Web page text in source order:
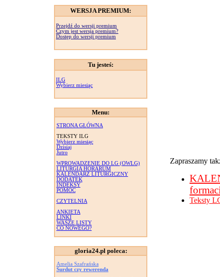
WERSJA PREMIUM:
Przejdź do wersji premium
Czym jest wersja premium?
Dostęp do wersji premium
Tu jesteś:
ILG
Wybierz miesiąc
Menu:
STRONA GŁÓWNA
TEKSTY ILG
Wybierz miesiąc
Dzisiaj
Jutro
WPROWADZENIE DO LG (OWLG)
LITURGIA HORARUM
KALENDARZ LITURGICZNY
DODATEK
INDEKSY
POMOC
CZYTELNIA
ANKIETA
LINKI
WASZE LISTY
CO NOWEGO?
gloria24.pl poleca:
Amelia Szafrańska
Surdut czy rewerenda
Zapraszamy
Teksty